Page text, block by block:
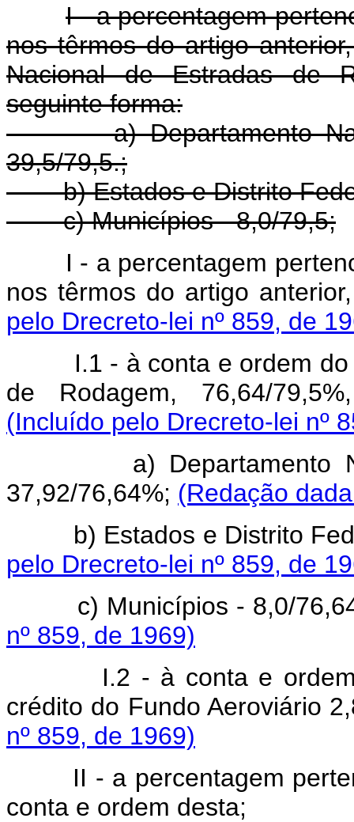
I - a percentagem
nos têrmos do artigo
Nacional de Estradas de
seguinte forma:
a) Departamento
39,5/79,5.;
b) Estados e Distrito
c) Municípios - 8,0/79,5;
I - a percentagem
nos têrmos do artigo
pelo Drecreto-lei nº 859, de
I.1 - à conta e ordem do
de Rodagem, 76,64/
(Incluído pelo Drecreto-lei nº
a) Departamento
37,92/76,64%; (Redação
b) Estados e Distrito
pelo Drecreto-lei nº 859, de
c) Municípios - 8,0/
nº 859, de 1969)
I.2 - à conta e ordem
crédito do Fundo Aeroviário
nº 859, de 1969)
II - a percentagem
conta e ordem desta;